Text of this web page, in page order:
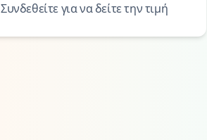
Συνδεθείτε για να δείτε την τιμή